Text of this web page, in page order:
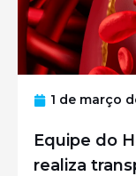
1 de março
Equipe do
realiza